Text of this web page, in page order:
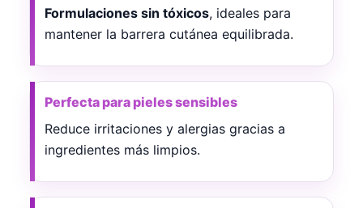
Formulaciones sin tóxicos, ideales para
mantener la barrera cutánea equilibrada.
Perfecta para pieles sensibles
Reduce irritaciones y alergias gracias a
ingredientes más limpios.